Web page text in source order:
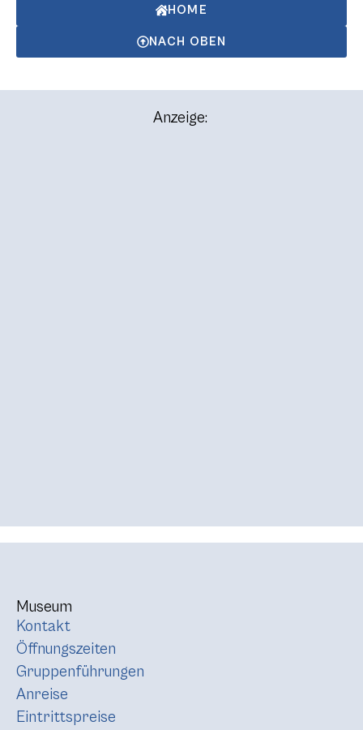
HOME
NACH OBEN
Anzeige:
Museum
Kontakt
Öffnungszeiten
Gruppenführungen
Anreise
Eintrittspreise